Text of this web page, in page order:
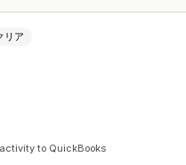
リア
to QuickBooks